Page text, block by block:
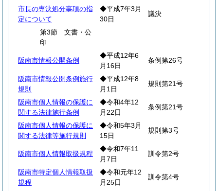
市長の専決処分事項の指
定について
◆平成7年3月
30日
議決
第3節 文書・公
印
阪南市情報公開条例
◆平成12年6
月16日
条例第26号
阪南市情報公開条例施行
規則
◆平成12年8
月1日
規則第21号
阪南市個人情報の保護に
関する法律施行条例
◆令和4年12
月22日
条例第21号
阪南市個人情報の保護に
関する法律等施行規則
◆令和5年3月
15日
規則第3号
阪南市個人情報取扱規程
◆令和7年11
月7日
訓令第2号
阪南市特定個人情報取扱
規程
◆令和元年12
月25日
訓令第4号